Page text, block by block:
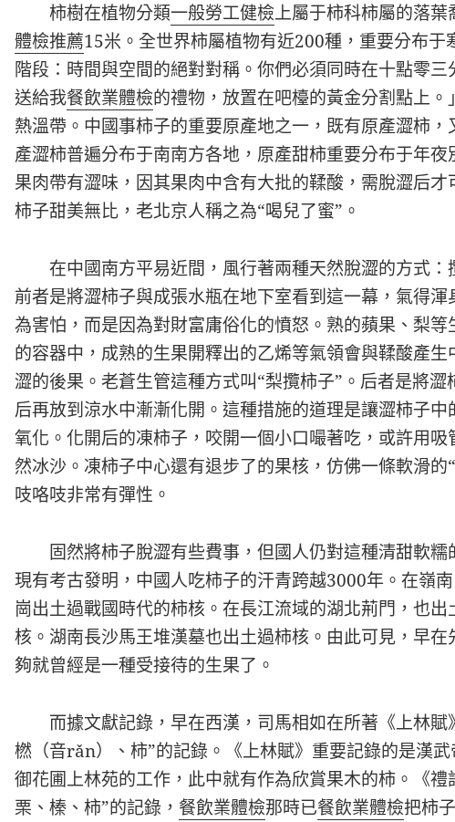
柿樹在植物分類一般勞工健檢上屬于柿科柿屬的落葉
體檢推薦15米。全世界柿屬植物有近200種，重要分布于
階段：時間與空間的絕對對稱。你們必須同時在十點零三
送給我餐飲業體檢的禮物，放置在吧檯的黃金分割點上。
熱溫帶。中國事柿子的重要原產地之一，既有原產澀柿，
產澀柿普遍分布于南南方各地，原產甜柿重要分布于年夜
果肉帶有澀味，因其果肉中含有大批的鞣酸，需脫澀后才
柿子甜美無比，老北京人稱之為“喝兒了蜜”。
在中國南方平易近間，風行著兩種天然脫澀的方式：
前者是將澀柿子與成張水瓶在地下室看到這一幕，氣得渾
為害怕，而是因為對財富庸俗化的憤怒。熟的蘋果、梨
的容器中，成熟的生果開釋出的乙烯等氣領會與鞣酸產
澀的後果。老蒼生管這種方式叫“梨攬柿子”。后者是將澀
后再放到涼水中漸漸化開。這種措施的道理是讓澀柿子中
氧化。化開后的凍柿子，咬開一個小口嘬著吃，或許用吸
然冰沙。凍柿子中心還有退步了的果核，仿佛一條軟滑的
吱咯吱非常有彈性。
固然將柿子脫澀有些費事，但國人仍對這種清甜軟糯
現有考古發明，中國人吃柿子的汗青跨越3000年。在嶺
崗出土過戰國時代的柿核。在長江流域的湖北荊門，也
核。湖南長沙馬王堆漢墓也出土過柿核。由此可見，早
夠就曾經是一種受接待的生果了。
而據文獻記錄，早在西漢，司馬相如在所著《上林賦
橪（音rǎn）、柿”的記錄。《上林賦》重要記錄的是漢
御花圃上林苑的工作，此中就有作為欣賞果木的柿。《禮
栗、榛、柿”的記錄， 餐飲業體檢那時已餐飲業體檢把柿